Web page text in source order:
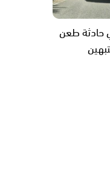
حادثة طعن